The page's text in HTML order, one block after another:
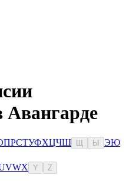
Авангарде
ПРСТУФХЦЧШ Ы ЭЮ
VWX Y Z